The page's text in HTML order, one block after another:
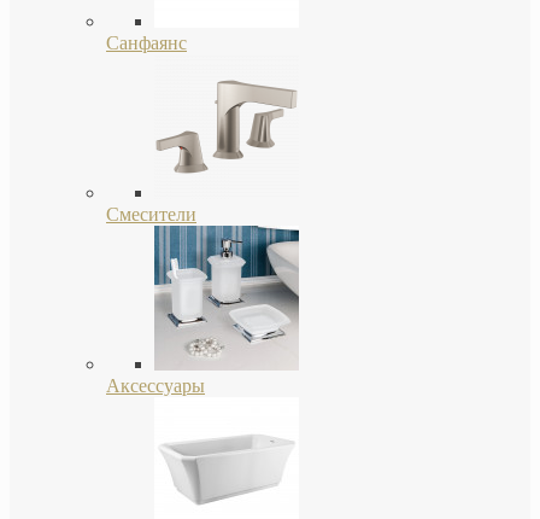
Санфаянс
Смесители
Аксессуары